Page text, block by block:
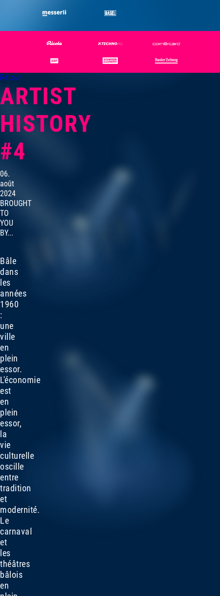
Retour
ARTIST
HISTORY
#4
06.
août
2024
BROUGHT
TO
YOU
BY...
Bâle
dans
les
années
1960
:
une
ville
en
plein
essor.
L'économie
est
en
plein
essor,
la
vie
culturelle
oscille
entre
tradition
et
modernité.
Le
carnaval
et
les
théâtres
bâlois
en